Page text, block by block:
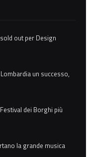
out per Design
un successo,
dei Borghi più
la grande musica